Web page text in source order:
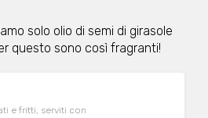
solo olio di semi di girasole
questo sono così fragranti!
e fritti, serviti con